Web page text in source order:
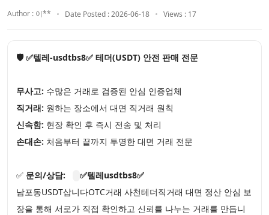
Author : 이** Date Posted : 2026-06-18 Views : 17
🛡️ ✅텔레-usdtbs8✅ 테더(USDT) 안전 판매 전문
무사고: 수많은 거래로 검증된 안심 인증업체
직거래: 원하는 장소에서 대면 직거래 원칙
신속함: 현장 확인 후 즉시 전송 및 처리
손대손: 처음부터 끝까지 투명한 대면 거래 전문
✅ 문의/상담:
✅텔레usdtbs8✅
남포동USDT삽니다OTC거래 사천테더직거래 대면 정산 안심 보
장을 통해 서로가 직접 확인하고 신뢰를 나누는 거래를 만듭니